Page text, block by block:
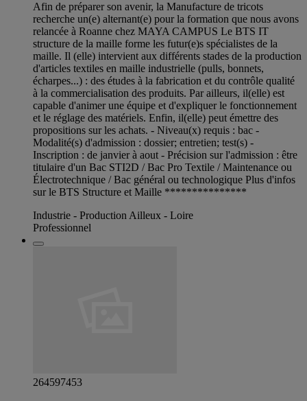
Afin de préparer son avenir, la Manufacture de tricots
recherche un(e) alternant(e) pour la formation que nous avons
relancée à Roanne chez MAYA CAMPUS Le BTS IT
structure de la maille forme les futur(e)s spécialistes de la
maille. Il (elle) intervient aux différents stades de la production
d'articles textiles en maille industrielle (pulls, bonnets,
écharpes...) : des études à la fabrication et du contrôle qualité
à la commercialisation des produits. Par ailleurs, il(elle) est
capable d'animer une équipe et d'expliquer le fonctionnement
et le réglage des matériels. Enfin, il(elle) peut émettre des
propositions sur les achats. - Niveau(x) requis : bac -
Modalité(s) d'admission : dossier; entretien; test(s) -
Inscription : de janvier à aout - Précision sur l'admission : être
titulaire d'un Bac STI2D / Bac Pro Textile / Maintenance ou
Électrotechnique / Bac général ou technologique Plus d'infos
sur le BTS Structure et Maille ***************
Industrie - Production Ailleux - Loire
Professionnel
264597453